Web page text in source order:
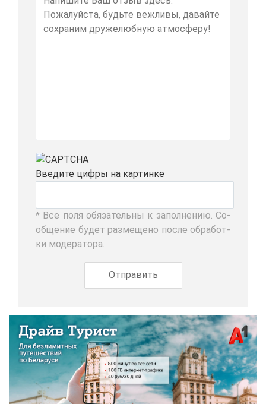
Вве­ди­те циф­ры на кар­тин­ке
* Все по­ля обя­за­тель­ны к за­пол­не­нию. Со­
об­ще­ние бу­дет раз­ме­ще­но по­сле об­ра­бот­
ки мо­де­ра­то­ра.